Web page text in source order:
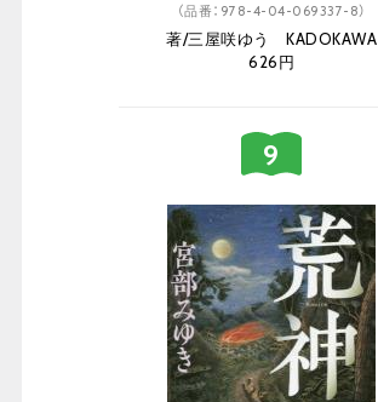
（品番：978-4-04-069337-8）
著/三屋咲ゆう KADOKAWA
626円